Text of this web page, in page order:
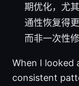
期优化，尤
通性恢复得
而非一次性修
When I looked
consistent